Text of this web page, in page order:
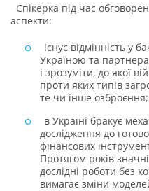
Спікерка під чаc
аспекти:
існує відмінність у
Україною та
і зрозуміти, до якої
проти яких типів
те чи інше озброєння;
в Україні бракує
дослідження до
фінансових
Протягом років
дослідні роботи без
вимагає зміни